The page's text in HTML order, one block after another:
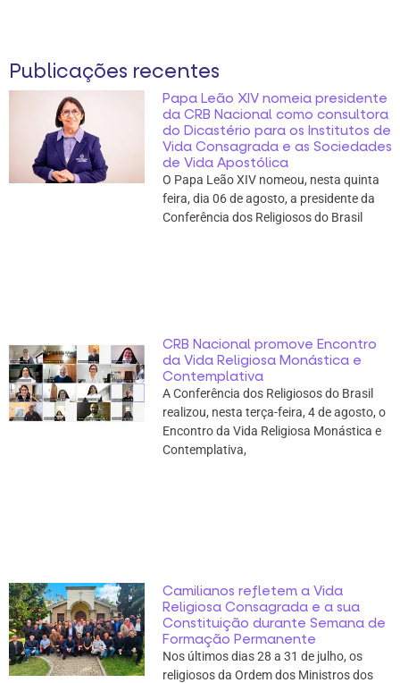
Publicações recentes
Papa Leão XIV nomeia presidente
da CRB Nacional como consultora
do Dicastério para os Institutos de
Vida Consagrada e as Sociedades
de Vida Apostólica
O Papa Leão XIV nomeou, nesta quinta
feira, dia 06 de agosto, a presidente da
Conferência dos Religiosos do Brasil
CRB Nacional promove Encontro
da Vida Religiosa Monástica e
Contemplativa
A Conferência dos Religiosos do Brasil
realizou, nesta terça-feira, 4 de agosto, o
Encontro da Vida Religiosa Monástica e
Contemplativa,
Camilianos refletem a Vida
Religiosa Consagrada e a sua
Constituição durante Semana de
Formação Permanente
Nos últimos dias 28 a 31 de julho, os
religiosos da Ordem dos Ministros dos